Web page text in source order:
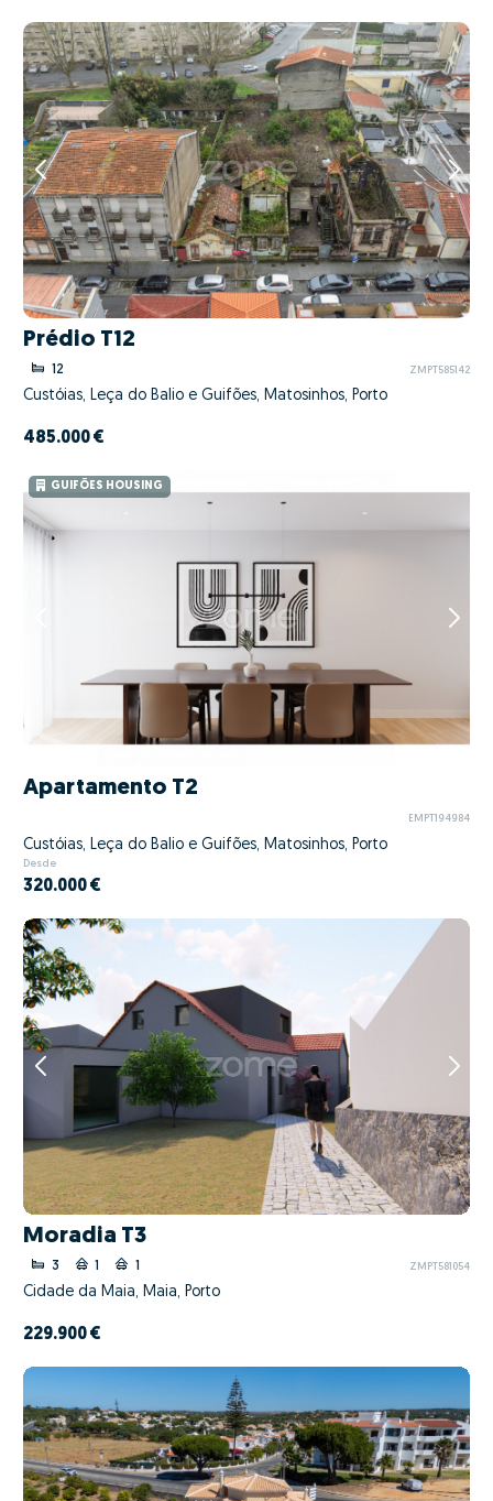
Prédio T12
12 ZMPT585142
Custóias, Leça do Balio e Guifões, Matosinhos, Porto
485.000 €
GUIFÕES HOUSING
Apartamento T2
EMPT194984
Custóias, Leça do Balio e Guifões, Matosinhos, Porto
Desde
320.000 €
Moradia T3
3 1 1 ZMPT581054
Cidade da Maia, Maia, Porto
229.900 €